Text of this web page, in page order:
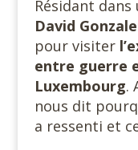
Résidant
David
pour visiter
entre guerre
Luxembourg.
nous dit
a ressenti et